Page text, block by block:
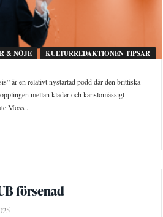
& NÖJE KULTURREDAKTIONEN TIPSAR
är en relativt nystartad podd där den brittiska
mellan kläder och känslomässigt
Moss ...
försenad